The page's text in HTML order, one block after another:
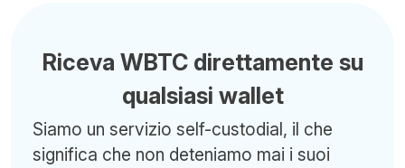
Riceva WBTC direttamente su
qualsiasi wallet
Siamo un servizio self-custodial, il che
significa che non deteniamo mai i suoi